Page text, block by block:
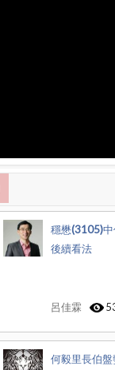
穩懋(3105)
後續看法
呂佳霖
何毅里長伯